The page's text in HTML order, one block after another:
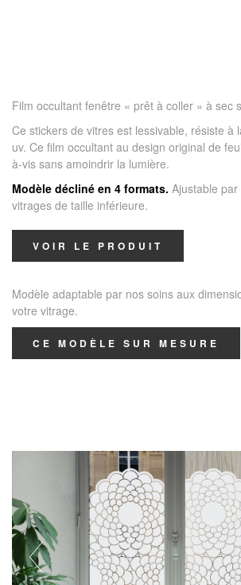
Film occultant fenêtre « prêt à coller » à sec
Ce stickers de vitres est lessivable, résiste à
uv. Ce film occultant au design original de
à-vis sans amoindrir la lumière.
Modèle décliné en 4 formats. Ajustable
vitrages de taille inférieure.
VOIR LE PRODUIT
Modèle adaptable par nos soins aux
votre vitrage.
CE MODÈLE SUR MESURE